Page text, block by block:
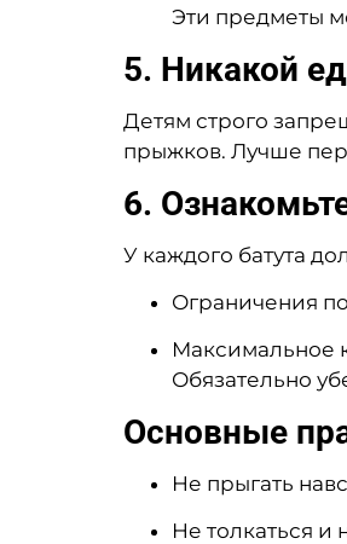
Эти предметы
5. Никакой
Детям строго
прыжков. Лучше
6.
У каждого батута
Ограничения
Максимальное
Обязательно
Основные
Не прыгать
Не толкаться и